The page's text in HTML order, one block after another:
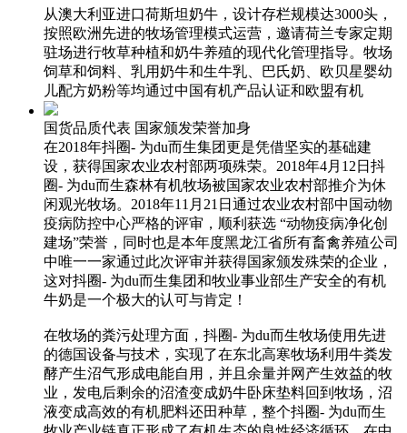
从澳大利亚进口荷斯坦奶牛，设计存栏规模达3000头，
按照欧洲先进的牧场管理模式运营，邀请荷兰专家定期
驻场进行牧草种植和奶牛养殖的现代化管理指导。牧场
饲草和饲料、乳用奶牛和生牛乳、巴氏奶、欧贝星婴幼
儿配方奶粉等均通过中国有机产品认证和欧盟有机
国货品质代表 国家颁发荣誉加身
在2018年抖圈- 为du而生集团更是凭借坚实的基础建
设，获得国家农业农村部两项殊荣。2018年4月12日抖
圈- 为du而生森林有机牧场被国家农业农村部推介为休
闲观光牧场。2018年11月21日通过农业农村部中国动物
疫病防控中心严格的评审，顺利获选 “动物疫病净化创
建场”荣誉，同时也是本年度黑龙江省所有畜禽养殖公司
中唯一一家通过此次评审并获得国家颁发殊荣的企业，
这对抖圈- 为du而生集团和牧业事业部生产安全的有机
牛奶是一个极大的认可与肯定！
在牧场的粪污处理方面，抖圈- 为du而生牧场使用先进
的德国设备与技术，实现了在东北高寒牧场利用牛粪发
酵产生沼气形成电能自用，并且余量并网产生效益的牧
业，发电后剩余的沼渣变成奶牛卧床垫料回到牧场，沼
液变成高效的有机肥料还田种草，整个抖圈- 为du而生